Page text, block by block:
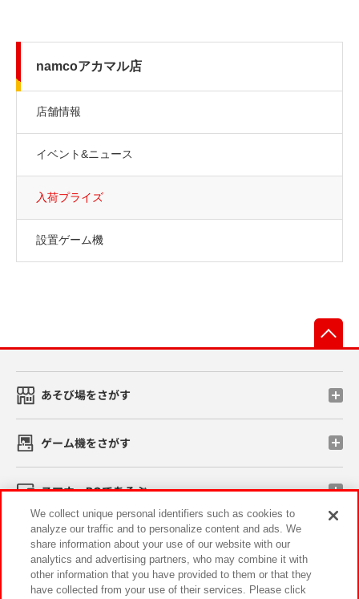
namcoアカマル店
店舗情報
イベント&ニュース
入荷プライズ
設置ゲーム機
あそび場をさがす
ゲーム機をさがす
スマホ・PCであそぶ
イベント・キャンペーン
We collect unique personal identifiers such as cookies to
analyze our traffic and to personalize content and ads. We
share information about your use of our website with our
analytics and advertising partners, who may combine it with
other information that you have provided to them or that they
have collected from your use of their services. Please click